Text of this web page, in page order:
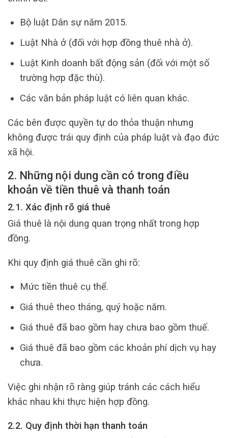
Bộ luật Dân sự năm 2015.
Luật Nhà ở (đối với hợp đồng thuê nhà ở).
Luật Kinh doanh bất động sản (đối với một số
trường hợp đặc thù).
Các văn bản pháp luật có liên quan khác.
Các bên được quyền tự do thỏa thuận nhưng
không được trái quy định của pháp luật và đạo đức
xã hội.
2. Những nội dung cần có trong điều
khoản về tiền thuê và thanh toán
2.1. Xác định rõ giá thuê
Giá thuê là nội dung quan trọng nhất trong hợp
đồng.
Khi quy định giá thuê cần ghi rõ:
Mức tiền thuê cụ thể.
Giá thuê theo tháng, quý hoặc năm.
Giá thuê đã bao gồm hay chưa bao gồm thuế.
Giá thuê đã bao gồm các khoản phí dịch vụ hay
chưa.
Việc ghi nhận rõ ràng giúp tránh các cách hiểu
khác nhau khi thực hiện hợp đồng.
2.2. Quy định thời hạn thanh toán